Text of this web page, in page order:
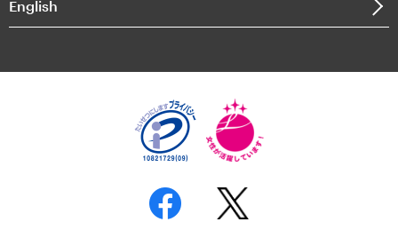
個人情報保護方針
反社会的勢力に対する基本方針
English